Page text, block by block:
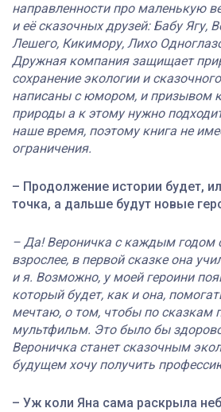
направленности про маленькую
и её сказочных друзей: Бабу Ягу,
Лешего, Кикимору, Лихо
Дружная компания защищает
сохранение экологии и
написаны с юмором, и призывом
природы а к этому нужно
наше время, поэтому книга не
ограничения.
– Продолжение истории будет,
точка, а дальше будут новые
– Да! Вероничка с каждым годом
взрослее, в первой сказке она
и я. Возможно, у моей героини
который будет, как и она,
мечтаю, о том, чтобы по сказкам
мультфильм. Это было бы
Вероничка станет сказочным
будущем хочу получить
– Уж коли Яна сама раскрыла